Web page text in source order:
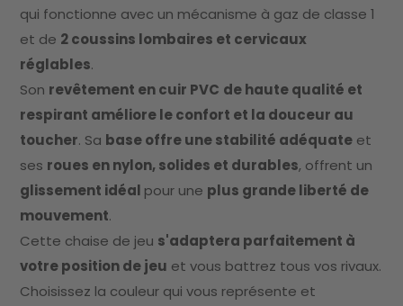
qui fonctionne avec un mécanisme à gaz de classe 1
et de 2 coussins lombaires et cervicaux
réglables.
Son revêtement en cuir PVC de haute qualité et
respirant améliore le confort et la douceur au
toucher. Sa base offre une stabilité adéquate et
ses roues en nylon, solides et durables, offrent un
glissement idéal pour une plus grande liberté de
mouvement.
Cette chaise de jeu s'adaptera parfaitement à
votre position de jeu et vous battrez tous vos rivaux.
Choisissez la couleur qui vous représente et